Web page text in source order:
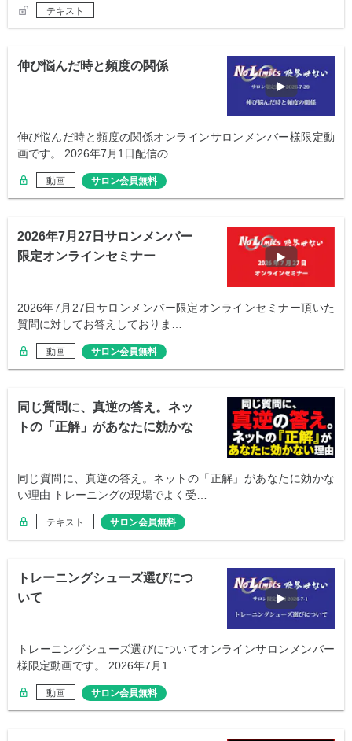
テキスト
伸び悩んだ時と頻度の関係
伸び悩んだ時と頻度の関係オンラインサロンメンバー様限定動
画です。 2026年7月1日配信の…
動画 サロン会員無料
2026年7月27日サロンメンバー
限定オンラインセミナー
2026年7月27日サロンメンバー限定オンラインセミナー頂いた
質問に対してお答えしておりま…
動画 サロン会員無料
同じ質問に、真逆の答え。ネッ
トの「正解」があなたに効かな
同じ質問に、真逆の答え。ネットの「正解」があなたに効かな
い理由 トレーニングの現場でよく受…
テキスト サロン会員無料
トレーニングシューズ選びにつ
いて
トレーニングシューズ選びについてオンラインサロンメンバー
様限定動画です。 2026年7月1…
動画 サロン会員無料